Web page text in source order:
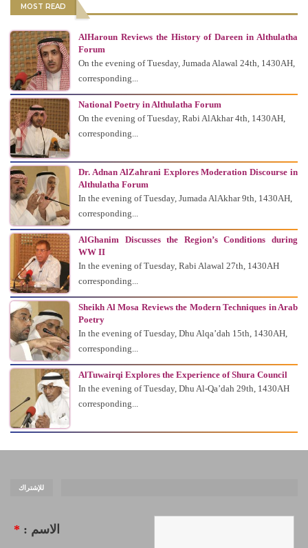
MOST READ
AlHaroun Reviews the History of Dareen in Althulatha
Forum
On the evening of Tuesday, Jumada Alawal 24th, 1430AH,
corresponding...
National Poetry in Althulatha Forum
On the evening of Tuesday, Rabi AlAkhar 4th, 1430AH,
corresponding...
Dr. Adnan AlZahrani Explores Moderation Discourse in
Althulatha Forum
In the evening of Tuesday, Jumada AlAkhar 9th, 1430AH,
corresponding...
AlGhanim Discusses the Region’s Conditions during
WW II
In the evening of Tuesday, Rabi Alawal 27th, 1430AH
corresponding...
Sheikh Al Mosa Reviews the Modern Techniques in Arab
Poetry
In the evening of Tuesday, Dhu Alqa’dah 15th, 1430AH,
corresponding...
AlTuwairqi Explores the Experience of Shura Council
In the evening of Tuesday, Dhu Al-Qa’dah 29th, 1430AH
corresponding...
للإشتراك
الاسم : *